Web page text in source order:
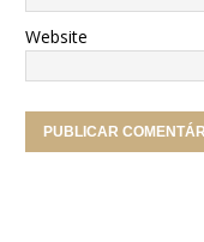
Website